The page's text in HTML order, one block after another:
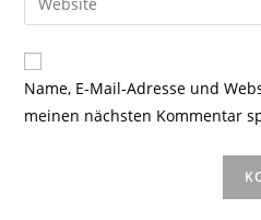
Kommentieren
ein
Mail-
zum
Kommentieren
ein
deine
Website-
URL
Name, E-Mail-Adresse und
meinen nächsten Kommentar